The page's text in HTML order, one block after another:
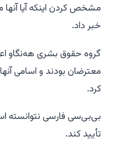
مشخص کردن اینکه آیا آنها
خبر داد.
گروه حقوق بشری هه‌نگاو
معترضان بودند و اسامی
کرد.
بی‌بی‌سی فارسی نتوانسته
تأیید کند.